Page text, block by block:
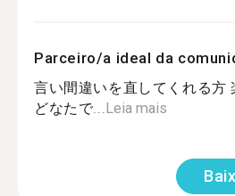
Parceiro/a ideal da
言い間違いを直してくれる方
どなたで...Leia mais